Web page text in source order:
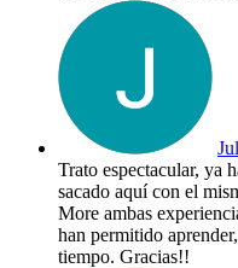
Trato espectacular, ya
sacado aquí con el
More ambas
han permitido
tiempo. Gracias!!